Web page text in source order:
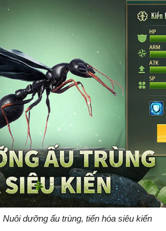
Nuôi dưỡng ấu trùng, tiến hóa siêu kiến